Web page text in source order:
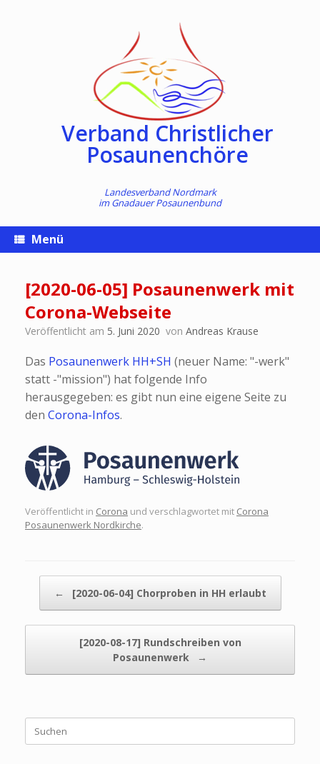
Verband Christlicher
Posaunenchöre
Landesverband Nordmark
imGnadauer Posaunenbund
Menü
[2020-06-05] Posaunenwerk mit
Corona-Webseite
Veröffentlicht am 5. Juni 2020 von Andreas Krause
Das Posaunenwerk HH+SH (neuer Name: "-werk"
statt -"mission") hat folgende Info
herausgegeben: es gibt nun eine eigene Seite zu
den Corona-Infos.
Veröffentlicht in Corona und verschlagwortet mit Corona
Posaunenwerk Nordkirche.
← [2020-06-04] Chorproben in HH erlaubt
[2020-08-17] Rundschreiben von
Posaunenwerk
→
Suchen
nach: